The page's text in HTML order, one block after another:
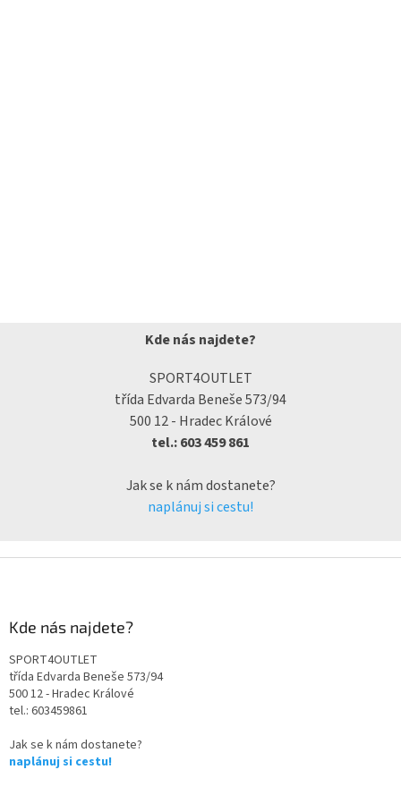
Kde nás najdete?
SPORT4OUTLET
třída Edvarda Beneše 573/94
500 12 - Hradec Králové
tel.: 603 459 861
Jak se k nám dostanete?
naplánuj si cestu!
Kde nás najdete?
SPORT4OUTLET
třída Edvarda Beneše 573/94
500 12 - Hradec Králové
tel.: 603459861
Jak se k nám dostanete?
naplánuj si cestu!